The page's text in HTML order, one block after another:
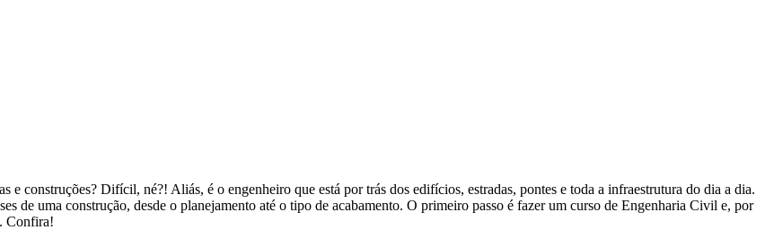
construções? Difícil, né?! Aliás, é o engenheiro que está por trás dos edifícios, estradas, pontes e toda a infraestrutura do dia a dia.
de uma construção, desde o planejamento até o tipo de acabamento. O primeiro passo é fazer um curso de Engenharia Civil e, por
Confira!